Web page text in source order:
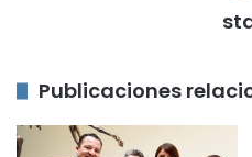
Publicaciones